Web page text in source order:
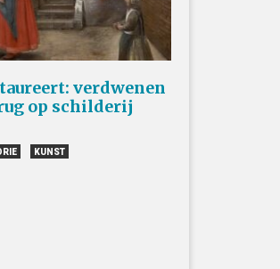
verdwenen
op schilderij
KUNST